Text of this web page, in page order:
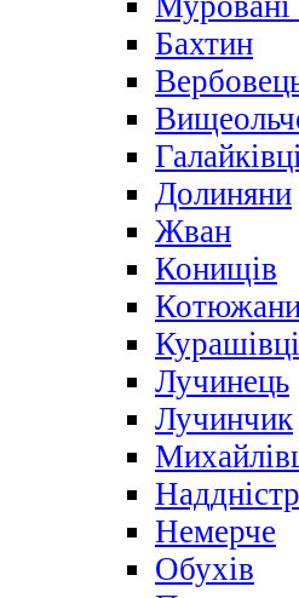
Бахтин
Долиняни
Жван
Конищів
Курашівці
Лучинець
Лучинчик
Немерче
Обухів